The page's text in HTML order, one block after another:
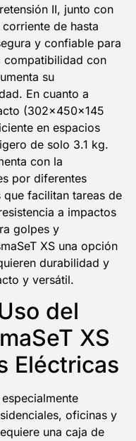
II, junto con
de hasta
y confiable para
compatibilidad con
su
En cuanto a
(302x450x145
en espacios
de solo 3.1 kg.
con la
por diferentes
facilitan tareas de
a impactos
golpes y
XS una opción
durabilidad y
y versátil.
del
XS
Eléctricas
oficinas y
una caja de